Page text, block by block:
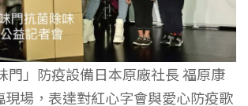
門」防疫設備日本原廠社長 福原康
現場，表達對紅心字會與愛心防疫歌